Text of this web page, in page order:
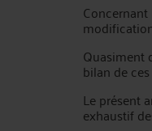
Quasiment
bilan de
Le présent
exhaustif